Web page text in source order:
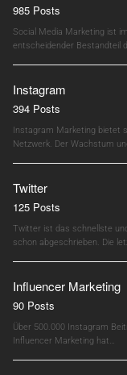
985 Posts
Social Media Marketing ist
entscheidender Bestandteil
Instagram
394 Posts
Instagram Marketing bietet
Netzwerk. Der Wachstum
Twitter
125 Posts
Twitter ist das schnellste
schon abgeschrieben. Die
Influencer Marketing
90 Posts
Über 500.000 Instagram
Influencer Marketing hat…